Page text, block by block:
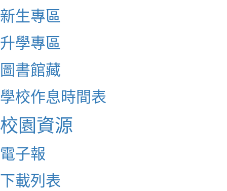
新生專區
升學專區
圖書館藏
學校作息時間表
校園資源
電子報
下載列表